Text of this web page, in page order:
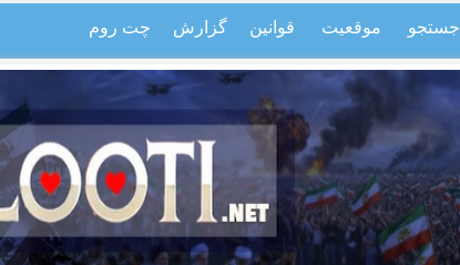
جستجو موقعیت قوانین گزارش چت روم